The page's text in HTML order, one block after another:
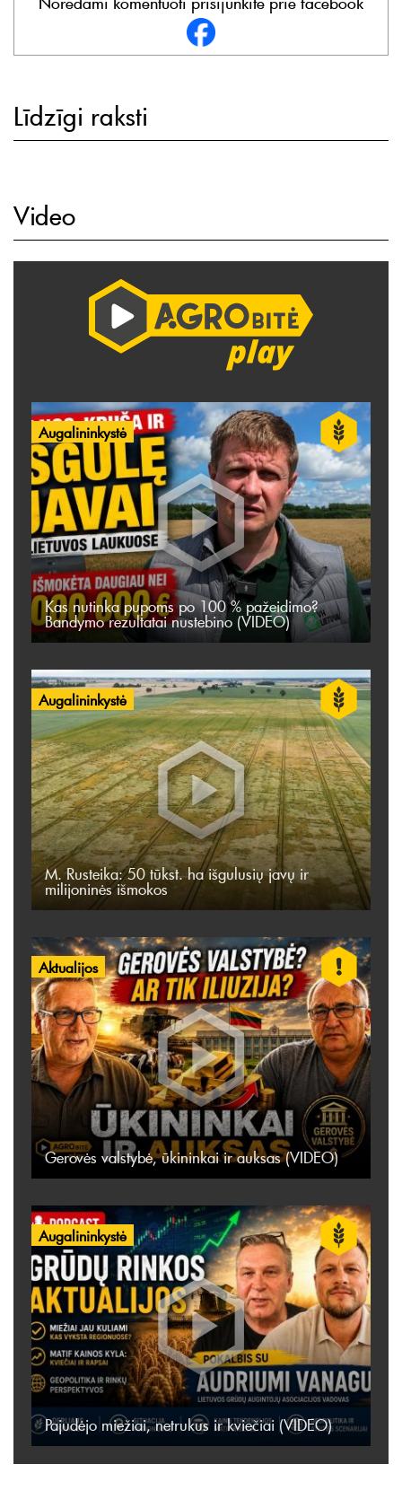
Līdzīgi raksti
Video
Augalininkystė
Kas nutinka pupoms po 100 % pažeidimo?
Bandymo rezultatai nustebino (VIDEO)
Augalininkystė
M. Rusteika: 50 tūkst. ha išgulusių javų ir
milijoninės išmokos
Aktualijos
Gerovės valstybė, ūkininkai ir auksas (VIDEO)
Augalininkystė
Pajudėjo miežiai, netrukus ir kviečiai (VIDEO)